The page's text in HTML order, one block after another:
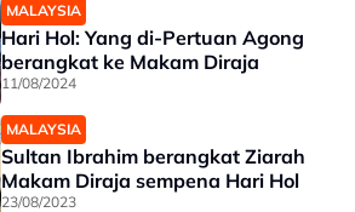
MALAYSIA
Hari Hol: Yang di-Pertuan Agong
berangkat ke Makam Diraja
11/08/2024
MALAYSIA
Sultan Ibrahim berangkat Ziarah
Makam Diraja sempena Hari Hol
23/08/2023